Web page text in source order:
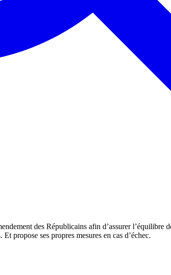
des Républicains afin d’assurer l’équilibre
propose ses propres mesures en cas d’échec.